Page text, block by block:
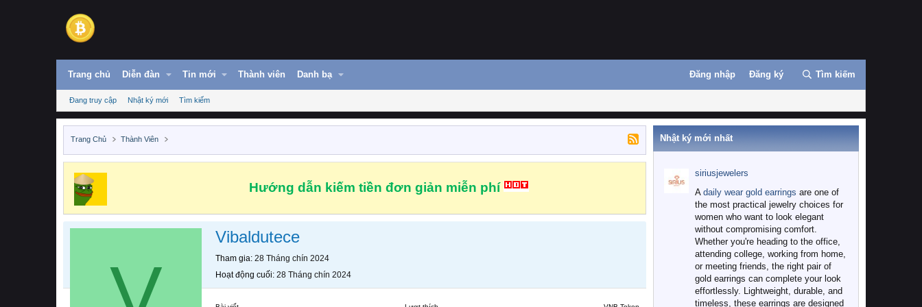
Trang chủ Diễn đàn Tin mới Thành viên Danh bạ Đăng nhập Đăng ký Tìm kiếm
Đang truy cập Nhật ký mới Tìm kiếm
Trang Chủ Thành Viên
Hướng dẫn kiếm tiền đơn giản miễn phí
Vibaldutece
Tham gia 28 Tháng chín 2024
Hoạt động cuối 28 Tháng chín 2024
Nhật ký mới nhất
siriusjewelers
A daily wear gold earrings are one of
the most practical jewelry choices for
women who want to look elegant
without compromising comfort.
Whether you're heading to the office,
attending college, working from home,
or meeting friends, the right pair of
gold earrings can complete your look
effortlessly. Lightweight, durable, and
timeless, these earrings are designed